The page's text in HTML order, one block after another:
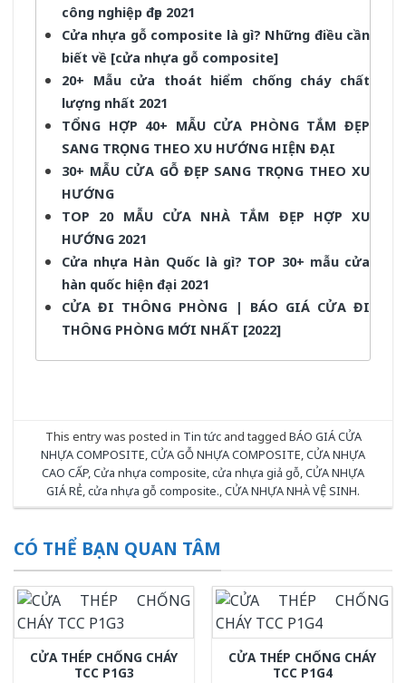
công nghiệp đẹp 2021
Cửa nhựa gỗ composite là gì? Những điều cần
biết về [cửa nhựa gỗ composite]
20+ Mẫu cửa thoát hiểm chống cháy chất
lượng nhất 2021
TỔNG HỢP 40+ MẪU CỬA PHÒNG TẮM ĐẸP
SANG TRỌNG THEO XU HƯỚNG HIỆN ĐẠI
30+ MẪU CỬA GỖ ĐẸP SANG TRỌNG THEO XU
HƯỚNG
TOP 20 MẪU CỬA NHÀ TẮM ĐẸP HỢP XU
HƯỚNG 2021
Cửa nhựa Hàn Quốc là gì? TOP 30+ mẫu cửa
hàn quốc hiện đại 2021
CỬA ĐI THÔNG PHÒNG | BÁO GIÁ CỬA ĐI
THÔNG PHÒNG MỚI NHẤT [2022]
This entry was posted in Tin tứcand tagged BÁO GIÁ CỬA
NHỰA COMPOSITE,CỬA GỖ NHỰA COMPOSITE,CỬA NHỰA
CAO CẤP,Cửa nhựa composite,cửa nhựa giả gỗ,CỬA NHỰA
GIÁ RẺ,cửa nhựa gỗ composite.,CỬA NHỰA NHÀ VỆ SINH.
CÓ THỂ BẠN QUAN TÂM
CỬA THÉP CHỐNG CHÁY
TCC P1G3
CỬA THÉP CHỐNG CHÁY
TCC P1G4